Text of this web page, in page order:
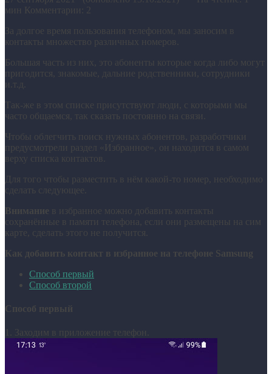
мин Комментарии: 2
За долгое время пользования телефоном, мы заносим в
контакты множество различных номеров.
Большая часть из них, это абоненты которые когда либо могут
пригодится, знакомые, дальние родственники, сотрудники
и.т.д.
Так-же в этом списке присутствуют люди, с которыми мы
часто общаемся, так сказать постоянно на связи.
Чтобы облегчить поиск нужных абонентов, разработчики
предусмотрели раздел «Избранное», он находится в самом
верху списка контактов.
Для того чтобы разместить в нём какой-то номер, необходимо
сделать следующее.
Внимание в избранное можно добавить контакты
сохранённые в памяти телефона, если они размещены на сим
карте, сделать этого не получится.
Как добавить контакт в избранное на телефоне Samsung
Способ первый
Способ второй
Способ первый
1. Заходим в приложение телефон.